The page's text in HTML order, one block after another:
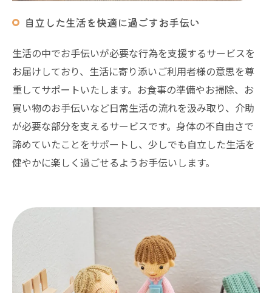
自立した生活を快適に過ごすお手伝い
生活の中でお手伝いが必要な行為を支援するサービスを
お届けしており、生活に寄り添いご利用者様の意思を尊
重してサポートいたします。お食事の準備やお掃除、お
買い物のお手伝いなど日常生活の流れを汲み取り、介助
が必要な部分を支えるサービスです。身体の不自由さで
諦めていたことをサポートし、少しでも自立した生活を
健やかに楽しく過ごせるようお手伝いします。